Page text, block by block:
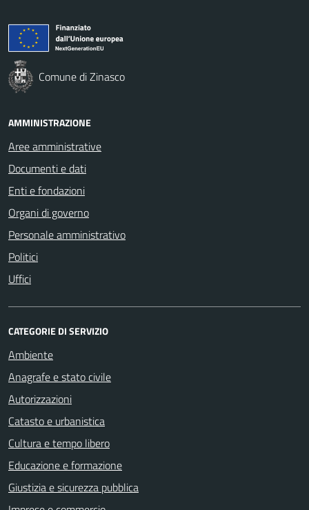
Comune di Zinasco
AMMINISTRAZIONE
Aree amministrative
Documenti e dati
Enti e fondazioni
Organi di governo
Personale amministrativo
Politici
Uffici
CATEGORIE DI SERVIZIO
Ambiente
Anagrafe e stato civile
Autorizzazioni
Catasto e urbanistica
Cultura e tempo libero
Educazione e formazione
Giustizia e sicurezza pubblica